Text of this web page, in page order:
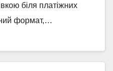
біля платіжних
формат,…